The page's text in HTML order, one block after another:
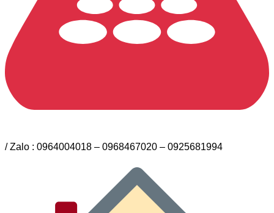
/ Zalo : 0964004018 – 0968467020 – 0925681994